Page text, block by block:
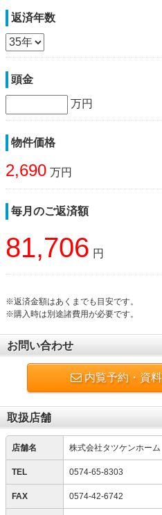
返済年数
頭金
万円
物件価格
2,690 万円
毎月のご返済額
81,706 円
※返済金額はあくまでも目安です。
※購入時は別途諸費用が必要です。
お問い合わせ
内覧予約・資
取扱店舗
店舗名 株式会社タツケンホーム
TEL 0574-65-8303
FAX 0574-42-6742